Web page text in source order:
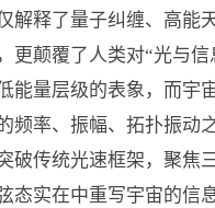
解释了量子纠缠、高能
更颠覆了人类对“光与信
能量层级的表象，而宇
频率、振幅、拓扑振动
破传统光速框架，聚焦
态实在中重写宇宙的信息